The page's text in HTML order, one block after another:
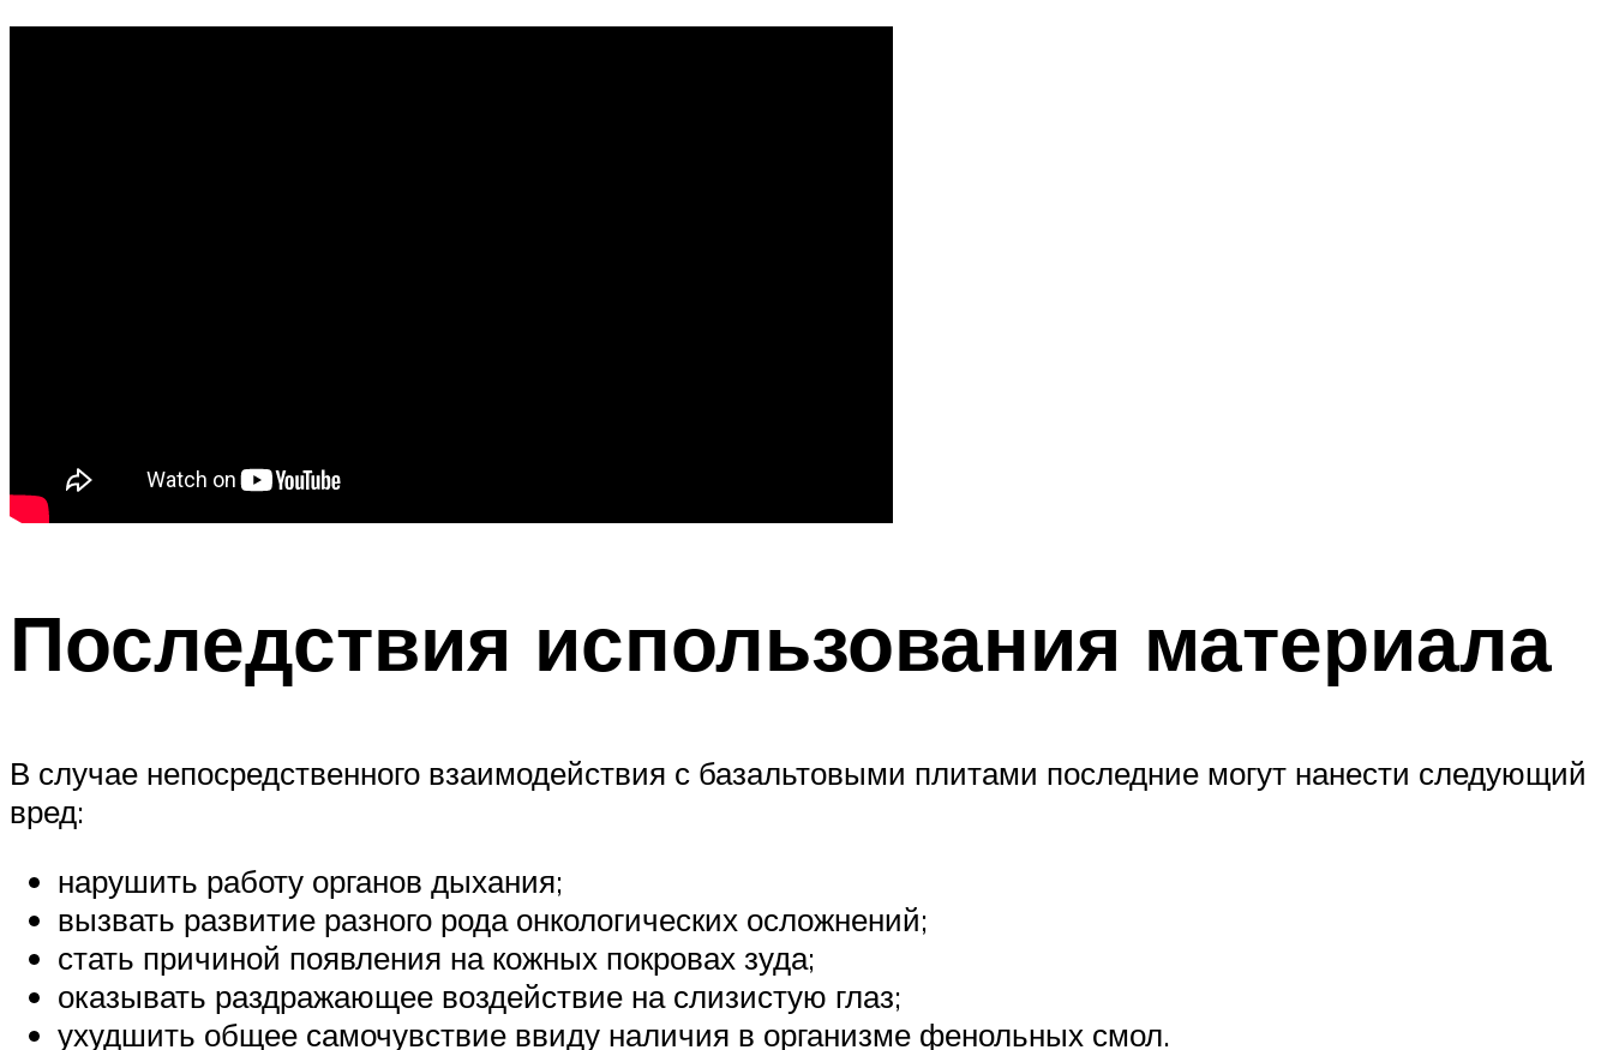
Последствия использования материала
В случае непосредственного взаимодействия с базальтовыми плитами последние могут нанести следующий
вред:
нарушить работу органов дыхания;
вызвать развитие разного рода онкологических осложнений;
стать причиной появления на кожных покровах зуда;
оказывать раздражающее воздействие на слизистую глаз;
ухудшить общее самочувствие ввиду наличия в организме фенольных смол.